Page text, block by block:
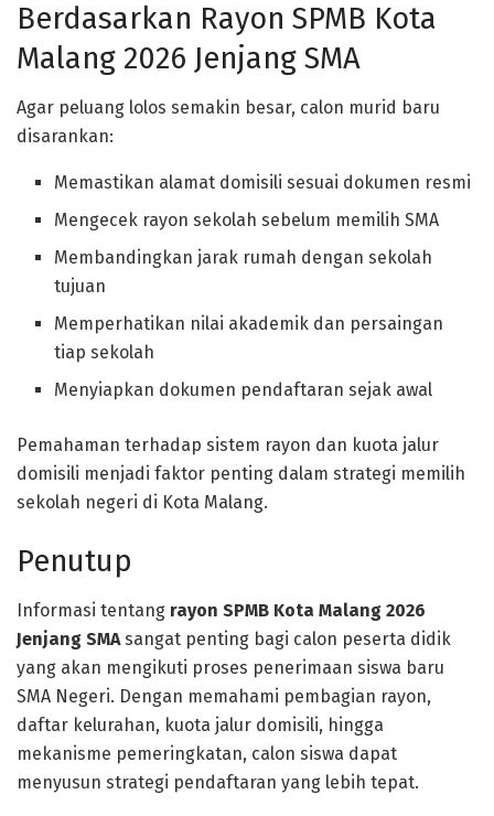
Berdasarkan Rayon SPMB Kota
Malang 2026 Jenjang SMA
Agar peluang lolos semakin besar, calon murid baru
disarankan:
Memastikan alamat domisili sesuai dokumen resmi
Mengecek rayon sekolah sebelum memilih SMA
Membandingkan jarak rumah dengan sekolah
tujuan
Memperhatikan nilai akademik dan persaingan
tiap sekolah
Menyiapkan dokumen pendaftaran sejak awal
Pemahaman terhadap sistem rayon dan kuota jalur
domisili menjadi faktor penting dalam strategi memilih
sekolah negeri di Kota Malang.
Penutup
Informasi tentang rayon SPMB Kota Malang 2026
Jenjang SMAsangat penting bagi calon peserta didik
yang akan mengikuti proses penerimaan siswa baru
SMA Negeri. Dengan memahami pembagian rayon,
daftar kelurahan, kuota jalur domisili, hingga
mekanisme pemeringkatan, calon siswa dapat
menyusun strategi pendaftaran yang lebih tepat.